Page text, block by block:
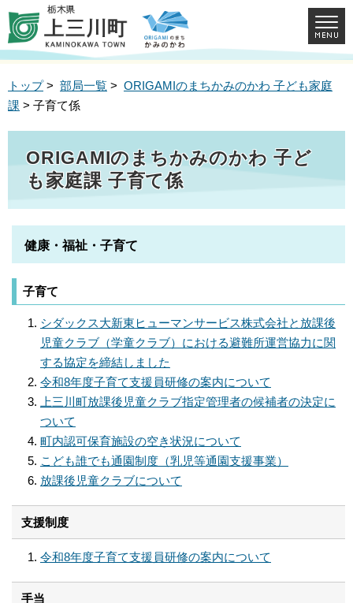
トップ> 部局一覧 > ORIGAMIのまちかみのかわ 子ども家庭
課 > 子育て係
ORIGAMIのまちかみのかわ 子ど
も家庭課 子育て係
健康・福祉・子育て
子育て
シダックス大新東ヒューマンサービス株式会社と放課後
児童クラブ（学童クラブ）における避難所運営協力に関
する協定を締結しました
令和8年度子育て支援員研修の案内について
上三川町放課後児童クラブ指定管理者の候補者の決定に
ついて
町内認可保育施設の空き状況について
こども誰でも通園制度（乳児等通園支援事業）
放課後児童クラブについて
支援制度
令和8年度子育て支援員研修の案内について
手当